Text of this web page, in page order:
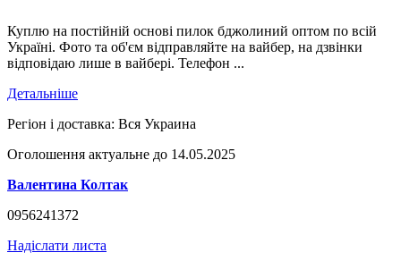
Куплю на постійній основі пилок бджолиний оптом по всій
Україні. Фото та об'єм відправляйте на вайбер, на дзвінки
відповідаю лише в вайбері. Телефон ...
Детальніше
Регіон і доставка: Вся Украина
Оголошення актуальне до 14.05.2025
Валентина Колтак
0956241372
Надіслати листа